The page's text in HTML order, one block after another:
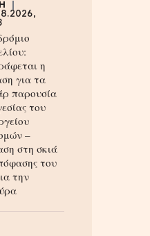
η
για τα
παρουσία
του
–
στη σκιά
του
την